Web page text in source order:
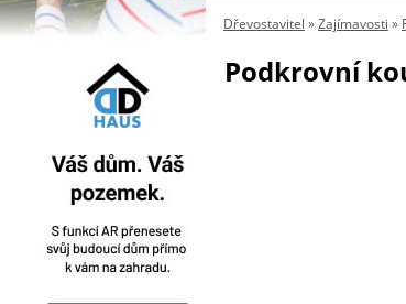
Dřevostavitel »Zajímavosti »
Podkrovní